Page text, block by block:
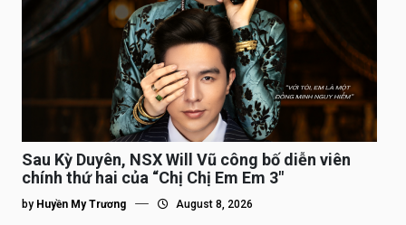
Sau Kỳ Duyên, NSX Will Vũ công bố diễn viên
chính thứ hai của “Chị Chị Em Em 3″
by Huyền My Trương August 8, 2026